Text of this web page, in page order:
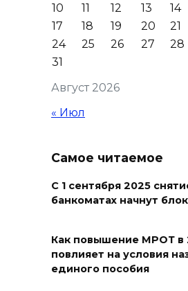
Журналисты «ДОН
на субботник в парке
Островского
Сносить нельзя,
Рувинского от
08 августа 2026 14:04
поджег газ в
бывшей жены,
7 человек
Август 2026
10
11 12 13 14
17
18 19 20 21
24
25 26 27 28
31
« Июл
Самое читаемое
С 1 сентября 2025
банкоматах начнут
Как повышение МРОТ в
повлияет на условия
единого пособия